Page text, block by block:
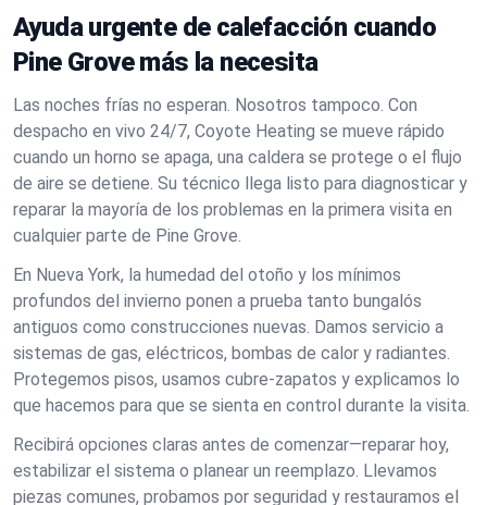
Ayuda urgente de calefacción cuando
Pine Grove más la necesita
Las noches frías no esperan. Nosotros tampoco. Con
despacho en vivo 24/7, Coyote Heating se mueve rápido
cuando un horno se apaga, una caldera se protege o el flujo
de aire se detiene. Su técnico llega listo para diagnosticar y
reparar la mayoría de los problemas en la primera visita en
cualquier parte de Pine Grove.
En Nueva York, la humedad del otoño y los mínimos
profundos del invierno ponen a prueba tanto bungalós
antiguos como construcciones nuevas. Damos servicio a
sistemas de gas, eléctricos, bombas de calor y radiantes.
Protegemos pisos, usamos cubre-zapatos y explicamos lo
que hacemos para que se sienta en control durante la visita.
Recibirá opciones claras antes de comenzar—reparar hoy,
estabilizar el sistema o planear un reemplazo. Llevamos
piezas comunes, probamos por seguridad y restauramos el